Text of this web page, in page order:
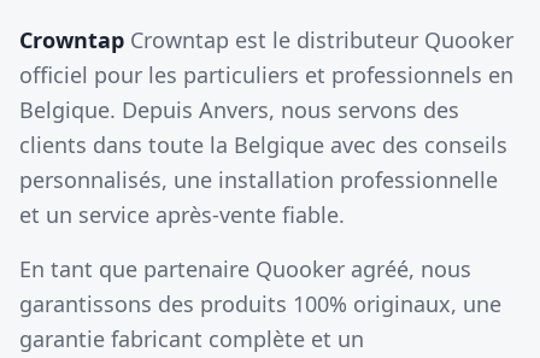
Crowntap Crowntap est le distributeur Quooker
officiel pour les particuliers et professionnels en
Belgique. Depuis Anvers, nous servons des
clients dans toute la Belgique avec des conseils
personnalisés, une installation professionnelle
et un service après-vente fiable.
En tant que partenaire Quooker agréé, nous
garantissons des produits 100% originaux, une
garantie fabricant complète et un